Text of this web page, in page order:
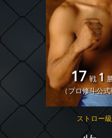
17 戦 1
（プロ修斗公
ストロー級